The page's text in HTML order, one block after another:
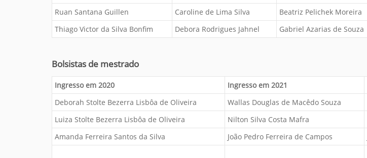
Ruan Santana Guillen
Caroline de Lima Silva Beatriz Pelichek Moreira
Thiago Victor da Silva Bonfim
Debora Rodrigues Jahnel Gabriel Azarias de Souza
Bolsistas de mestrado
Ingresso em 2020 Ingresso em 2021
Deborah Stolte Bezerra Lisbôa de Oliveira
Wallas Douglas de Macêdo Souza
Luiza Stolte Bezerra Lisbôa de Oliveira
Nilton Silva Costa Mafra
Amanda Ferreira Santos da Silva
João Pedro Ferreira de Campos